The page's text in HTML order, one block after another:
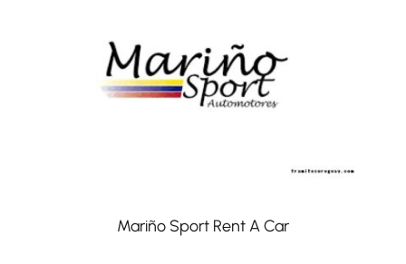
Mariño Sport Rent A Car